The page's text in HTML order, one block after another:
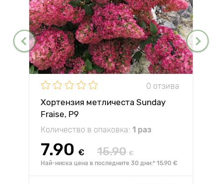
0 отзива
Хортензия метличеста Sunday
Fraise, P9
Количество в опаковка: 1 раз
7.90 € 15.90 €
Най-ниска цена в последните 30 дни:* 15.90 €